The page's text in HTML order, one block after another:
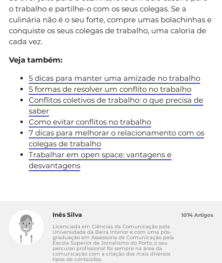
o trabalho e partilhe-o com os seus colegas. Se a
culinária não é o seu forte, compre umas bolachinhas e
conquiste os seus colegas de trabalho, uma caloria de
cada vez.
Veja também:
5 dicas para manter uma amizade no trabalho
5 formas de resolver um conflito no trabalho
Conflitos coletivos de trabalho: o que precisa de
saber
Como evitar conflitos no trabalho
7 dicas para melhorar o relacionamento com os
colegas de trabalho
Trabalhar em open space: vantagens e
desvantagens
Inês Silva
Licenciada em Ciências da Comunicação pela
Universidade da Beira Interior e com uma pós-
graduação em Assessoria de Comunicação pela
Escola Superior de Jornalismo do Porto, o seu
percurso profissional foi sempre na área da
comunicação com a criação dos mais diversos
tipos de conteúdos.
1074 Artigos